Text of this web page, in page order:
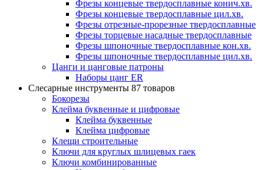
Фрезы концевые твердосплавные конич.хв.
Фрезы концевые твердосплавные цил.хв.
Фрезы отрезные-прорезные твердосплавные
Фрезы торцевые насадные твердосплавные
Фрезы шпоночные твердосплавные кон.хв.
Фрезы шпоночные твердосплавные цил.хв.
Цанги и цанговые патроны
Наборы цанг ER
Слесарные инструменты 87 товаров
Бокорезы
Клейма буквенные и цифровые
Клейма буквенные
Клейма цифровые
Клещи строительные
Ключи для круглых шлицевых гаек
Ключи комбинированные